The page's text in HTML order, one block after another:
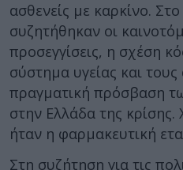
ασθενείς με καρκίνο.
συζητήθηκαν οι
προσεγγίσεις, η σχέση
σύστημα υγείας και
πραγματική πρόσβαση
στην Ελλάδα της κρίσης.
ήταν η φαρμακευτική
Στη συζήτηση για τις